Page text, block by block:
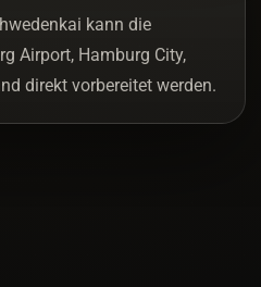
kann die
Airport, Hamburg City,
direkt vorbereitet werden.